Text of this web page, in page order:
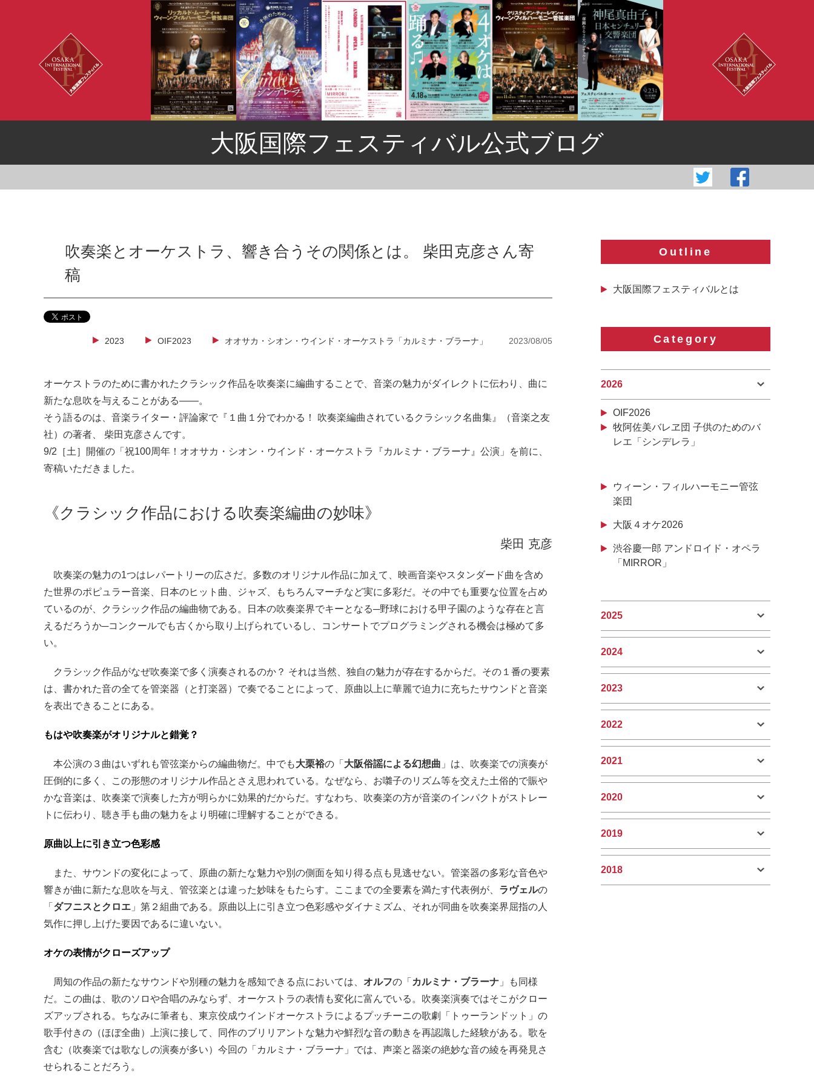
大阪国際フェスティバル公式ブログ
吹奏楽とオーケストラ、響き合うその関係とは。 柴田克彦さん寄
稿
2023 OIF2023 オオサカ・シオン・ウインド・オーケストラ「カルミナ・ブラーナ」 2023/08/05
オーケストラのために書かれたクラシック作品を吹奏楽に編曲することで、音楽の魅力がダイレクトに伝わり、曲に
新たな息吹を与えることがある――。
そう語るのは、音楽ライター・評論家で『１曲１分でわかる！ 吹奏楽編曲されているクラシック名曲集』（音楽之友
社）の著者、 柴田克彦さんです。
9/2［土］開催の「祝100周年！オオサカ・シオン・ウインド・オーケストラ『カルミナ・ブラーナ』公演」を前に、
寄稿いただきました。
《クラシック作品における吹奏楽編曲の妙味》
柴田 克彦
吹奏楽の魅力の1つはレパートリーの広さだ。多数のオリジナル作品に加えて、映画音楽やスタンダード曲を含め
た世界のポピュラー音楽、日本のヒット曲、ジャズ、もちろんマーチなど実に多彩だ。その中でも重要な位置を占め
ているのが、クラシック作品の編曲物である。日本の吹奏楽界でキーとなる─野球における甲子園のような存在と言
えるだろうか─コンクールでも古くから取り上げられているし、コンサートでプログラミングされる機会は極めて多
い。
クラシック作品がなぜ吹奏楽で多く演奏されるのか？ それは当然、独自の魅力が存在するからだ。その１番の要素
は、書かれた音の全てを管楽器（と打楽器）で奏でることによって、原曲以上に華麗で迫力に充ちたサウンドと音楽
を表出できることにある。
もはや吹奏楽がオリジナルと錯覚？
本公演の３曲はいずれも管弦楽からの編曲物だ。中でも大栗裕の「 大阪俗謡による幻想曲 」は、吹奏楽での演奏が
圧倒的に多く、この形態のオリジナル作品とさえ思われている。なぜなら、お囃子のリズム等を交えた土俗的で賑や
かな音楽は、吹奏楽で演奏した方が明らかに効果的だからだ。すなわち、吹奏楽の方が音楽のインパクトがストレー
トに伝わり、聴き手も曲の魅力をより明確に理解することができる。
原曲以上に引き立つ色彩感
また、サウンドの変化によって、原曲の新たな魅力や別の側面を知り得る点も見逃せない。管楽器の多彩な音色や
響きが曲に新たな息吹を与え、管弦楽とは違った妙味をもたらす。ここまでの全要素を満たす代表例が、 ラヴェルの
「 ダフニスとクロエ 」第２組曲である。原曲以上に引き立つ色彩感やダイナミズム、それが同曲を吹奏楽界屈指の人
気作に押し上げた要因であるに違いない。
オケの表情がクローズアップ
周知の作品の新たなサウンドや別種の魅力を感知できる点においては、 オルフの「 カルミナ・ブラーナ 」も同様
だ。この曲は、歌のソロや合唱のみならず、オーケストラの表情も変化に富んでいる。吹奏楽演奏ではそこがクロー
ズアップされる。ちなみに筆者も、東京佼成ウインドオーケストラによるプッチーニの歌劇「トゥーランドット」の
歌手付きの（ほぼ全曲）上演に接して、同作のブリリアントな魅力や鮮烈な音の動きを再認識した経験がある。歌を
含む（吹奏楽では歌なしの演奏が多い）今回の「カルミナ・ブラーナ」では、声楽と器楽の絶妙な音の綾を再発見さ
せられることだろう。
Outline
大阪国際フェスティバルとは
Category
2026
OIF2026
牧阿佐美バレヱ団 子供のためのバ
レエ「シンデレラ」
ウィーン・フィルハーモニー管弦
楽団
大阪４オケ2026
渋谷慶一郎 アンドロイド・オペラ
「MIRROR」
2025
2024
2023
2022
2021
2020
2019
2018